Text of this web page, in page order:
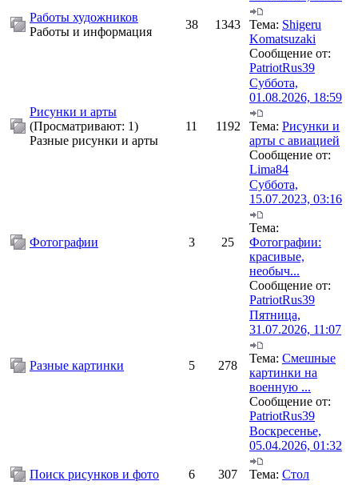
Работы художников
Работы и информация
38 1343 Тема: Shigeru
Komatsuzaki
Сообщение от:
PatriotRus39
Рисунки и арты
(Просматривают: 1)
Разные рисунки и арты
11 1192
Суббота,
01.08.2026, 18:59
Тема: Рисунки и
арты с авиацией
Сообщение от:
Lima84
Фотографии 3 25
Суббота,
15.07.2023, 03:16
Тема:
Фотографии:
красивые,
необыч...
Сообщение от:
PatriotRus39
Разные картинки 5 278
Пятница,
31.07.2026, 11:07
Тема: Смешные
картинки на
военную ...
Сообщение от:
PatriotRus39
Поиск рисунков и фото 6 307
Воскресенье,
05.04.2026, 01:32
Тема: Стол